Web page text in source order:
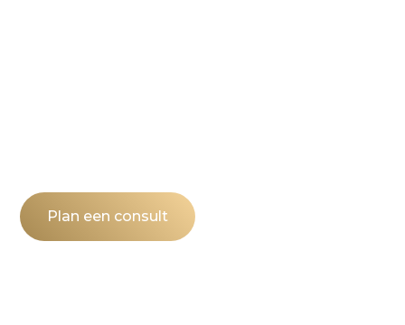
Plan een consult